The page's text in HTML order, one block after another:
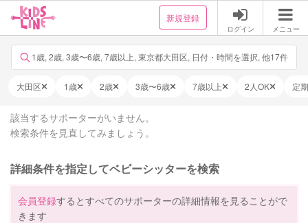
新規登録
ログイン メニュー
1歳, 2歳, 3歳〜6歳, 7歳以上, 東京都大田区, 日付・時間を選択, 他17件
大田区 1歳 2歳 3歳〜6歳 7歳以上 2人OK 定
該当するサポーターがいません。
検索条件を見直してみましょう。
詳細条件を指定してベビーシッターを検索
会員登録するとすべてのサポーターの詳細情報を見ることがで
きます